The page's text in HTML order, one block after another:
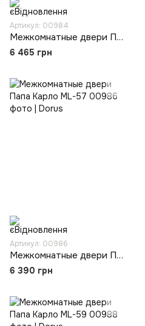
Артикул: 00984
Межкомнатные двери Папа Карло ML-55
6 465 грн
Артикул: 00986
Межкомнатные двери Папа Карло ML-57
6 390 грн